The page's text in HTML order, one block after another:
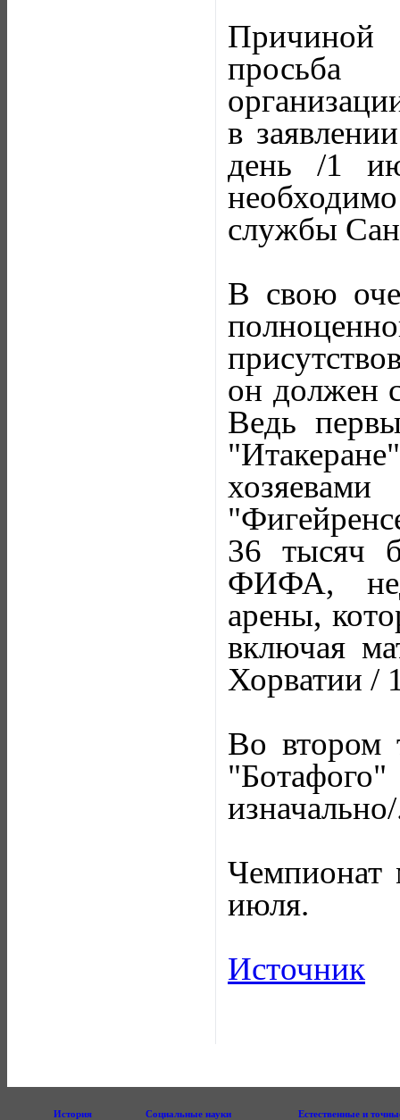
Причиной
просьба
в
день /1
службы
В свою
он должен
Ведь
36 тысяч
ФИФА,
арены,
включая
Хорватии /
Во втором
Чемпионат
июля.
Источник
История Социальные науки Естественные и